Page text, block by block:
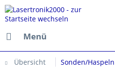
Menü
Übersicht Sonden/Haspeln